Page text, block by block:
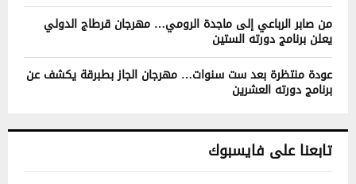
من صابر الرباعي إلى ماجدة الرومي… مهرجان قرطاج الدولي
يعلن برنامج دورته الستين
عودة منتظرة بعد ست سنوات… مهرجان الجاز بطبرقة يكشف عن
برنامج دورته العشرين
تابعنا على فايسبوك